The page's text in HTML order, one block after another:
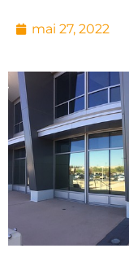
mai 27, 2022